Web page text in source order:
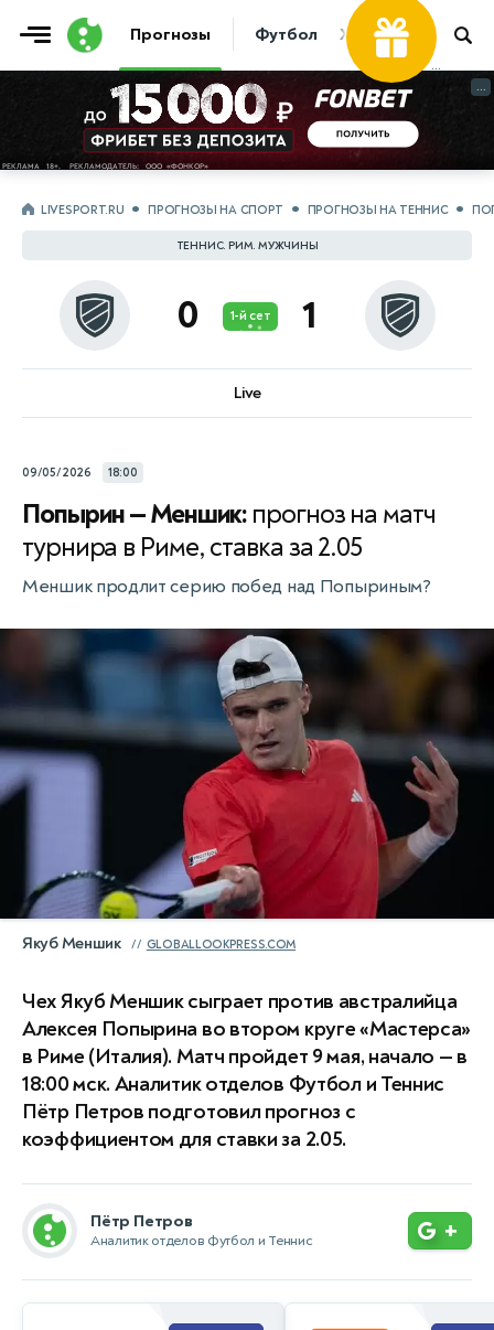
Прогнозы Футбол Хоккей Теннис
Фрибет
...
...
LIVESPORT.RU ПРОГНОЗЫ НА СПОРТ ПРОГНОЗЫ НА ТЕННИС
ТЕННИС. РИМ. МУЖЧИНЫ
0 1-й сет 1
Live
09/05/2026 18:00
Попырин — Меншик: прогноз на матч
турнира в Риме, ставка за 2.05
Меншик продлит серию побед над Попыриным?
Якуб Меншик GLOBALLOOKPRESS.COM
Чех Якуб Меншик сыграет против австралийца
Алексея Попырина во втором круге «Мастерса»
в Риме (Италия). Матч пройдет 9 мая, начало — в
18:00 мск. Аналитик отделов Футбол и Теннис
Пётр Петров подготовил прогноз с
коэффициентом для ставки за 2.05.
Пётр Петров
Аналитик отделов Футбол и Теннис +